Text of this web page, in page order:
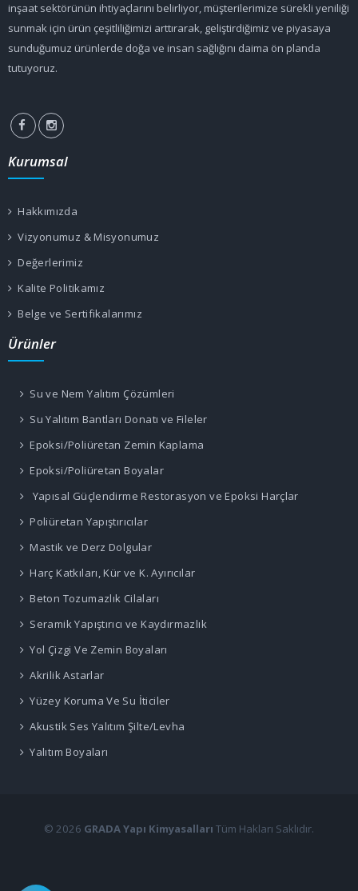
inşaat sektörünün ihtiyaçlarını belirliyor, müşterilerimize sürekli yeniliği
sunmak için ürün çeşitliliğimizi arttırarak, geliştirdiğimiz ve piyasaya
sunduğumuz ürünlerde doğa ve insan sağlığını daima ön planda
tutuyoruz.
Kurumsal
Hakkımızda
Vizyonumuz & Misyonumuz
Değerlerimiz
Kalite Politikamız
Belge ve Sertifikalarımız
Ürünler
Su ve Nem Yalıtım Çözümleri
Su Yalıtım Bantları Donatı ve Fileler
Epoksi/Poliüretan Zemin Kaplama
Epoksi/Poliüretan Boyalar
Yapısal Güçlendirme Restorasyon ve Epoksi Harçlar
Poliüretan Yapıştırıcılar
Mastik ve Derz Dolgular
Harç Katkıları, Kür ve K. Ayırıcılar
Beton Tozumazlık Cilaları
Seramik Yapıştırıcı ve Kaydırmazlık
Yol Çizgi Ve Zemin Boyaları
Akrilik Astarlar
Yüzey Koruma Ve Su İticiler
Akustik Ses Yalıtım Şilte/Levha
Yalıtım Boyaları
© 2026 GRADA Yapı Kimyasalları Tüm Hakları Saklıdır.